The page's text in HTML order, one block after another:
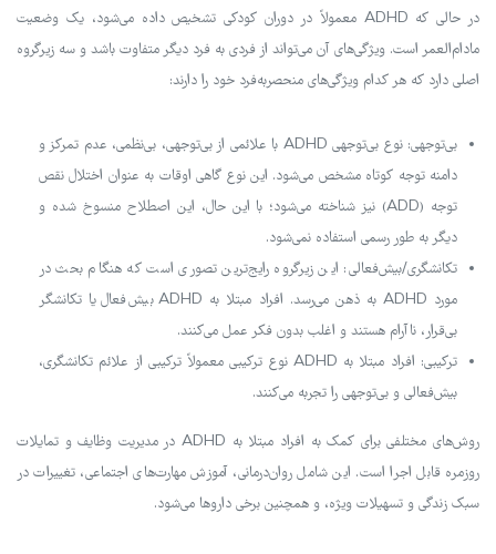
در حالی که ADHD معمولاً در دوران کودکی تشخیص داده می‌شود، یک وضعیت
مادام‌العمر است. ویژگی‌های آن می‌تواند از فردی به فرد دیگر متفاوت باشد و سه زیرگروه
اصلی دارد که هر کدام ویژگی‌های منحصربه‌فرد خود را دارند:
بی‌توجهی: نوع بی‌توجهی ADHD با علائمی از بی‌توجهی، بی‌نظمی، عدم تمرکز و
دامنه توجه کوتاه مشخص می‌شود. این نوع گاهی اوقات به عنوان اختلال نقص
توجه (ADD) نیز شناخته می‌شود؛ با این حال، این اصطلاح منسوخ شده و
دیگر به طور رسمی استفاده نمی‌شود.
تکانشگری/بیش‌فعالی: این زیرگروه رایج‌ترین تصوری است که هنگام بحث در
مورد ADHD به ذهن می‌رسد. افراد مبتلا به ADHD بیش‌فعال یا تکانشگر
بی‌قرار، ناآرام هستند و اغلب بدون فکر عمل می‌کنند.
ترکیبی: افراد مبتلا به ADHD نوع ترکیبی معمولاً ترکیبی از علائم تکانشگری،
بیش‌فعالی و بی‌توجهی را تجربه می‌کنند.
روش‌های مختلفی برای کمک به افراد مبتلا به ADHD در مدیریت وظایف و تمایلات
روزمره قابل اجرا است. این شامل روان‌درمانی، آموزش مهارت‌های اجتماعی، تغییرات در
سبک زندگی و تسهیلات ویژه، و همچنین برخی داروها می‌شود.